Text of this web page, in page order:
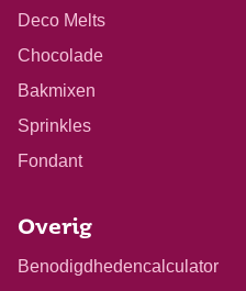
Deco Melts
Chocolade
Bakmixen
Sprinkles
Fondant
Overig
Benodigdhedencalculator